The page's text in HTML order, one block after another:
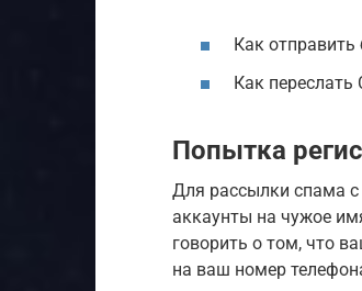
Как
Как
Попытка
Для рассылки спама
аккаунты на чужое
говорить о том, что
на ваш номер